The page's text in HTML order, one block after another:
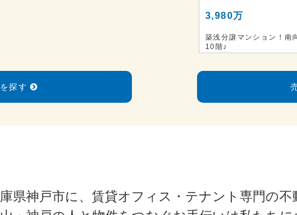
探す
3,980万
築浅分譲マンション！南
10階♪
県神戸市に、賃貸オフィス・テナント専門の不